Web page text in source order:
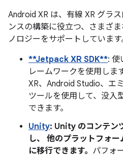
Android XR は、有線 XR グラ
ンスの構築に役立つ、さまざ
ノロジーをサポートしています
**Jetpack XR SDK**: 使
レームワークを使用し
XR、Android Studio、エ
ツールを使用して、没入
できます。
Unity: Unity のコンテン
し、 他のプラットフォ
に移行できます。 パフォ